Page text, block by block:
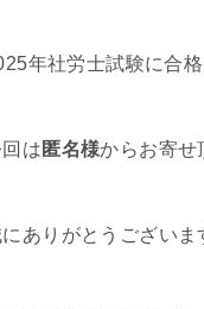
年社労士試験に合
は匿名様からお寄せ
ありがとうございま